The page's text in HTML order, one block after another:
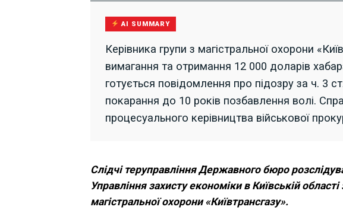
AI SUMMARY
Керівника групи з магістральної охорони
вимагання та отримання 12 000 доларів
готується повідомлення про підозру за ч. 3
покарання до 10 років позбавлення волі.
процесуального керівництва військової
Слідчі теруправління Державного бюро
Управління захисту економіки в Київській
магістральної охорони «Київтрансгазу».